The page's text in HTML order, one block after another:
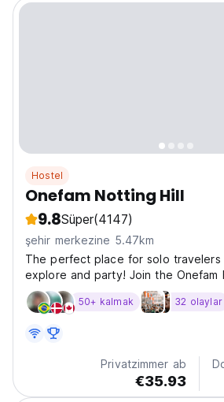
Hostel
Onefam Notting Hill
9.8Süper(4147)
şehir merkezine 5.47km
The perfect place for solo travelers
explore and party! Join the Onefam
show you the beautiful city of
makes our hostel unique and what
50+ kalmak 32 olaylar
Privatzimmer ab
€35.93